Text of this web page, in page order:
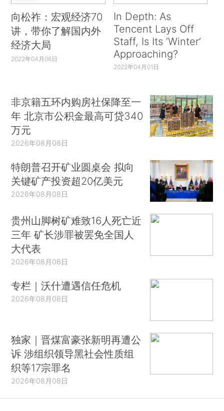
向松祚：宏观经济70
讲，带你了解国内外
经济大局
2022年04月06日
In Depth: As
Tencent Lays Off
Staff, Is Its ‘Winter’
Approaching?
2022年04月01日
非京籍五环内购房社保降至一
年 北京市公积金最高可贷340
万元
2026年08月08日
特朗普召开矿业圆桌会 拟向
关键矿产投资超20亿美元
2026年08月08日
贵州山脚树矿难致16人死亡近
三年 矿长涉罪被罢免全国人
大代表
2026年08月08日
专栏｜沃什遭遇信任危机
2026年08月08日
独家｜晋煤富豪张新明再遭公
诉 涉组织领导黑社会性质组
织等17宗罪名
2026年08月08日